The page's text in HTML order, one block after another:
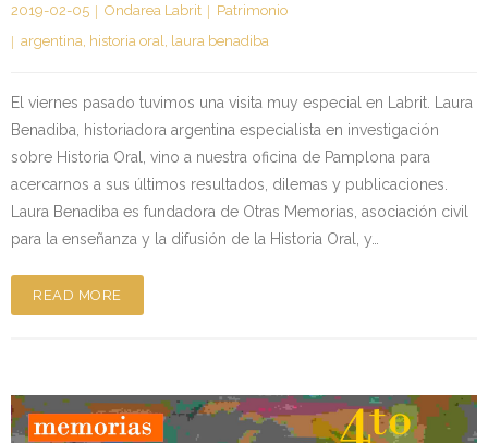
2019-02-05 Ondarea Labrit
Patrimonio
argentina historia oral laura benadiba
El viernes pasado tuvimos una visita muy especial en Labrit. Laura
Benadiba, historiadora argentina especialista en investigación
sobre Historia Oral, vino a nuestra oficina de Pamplona para
acercarnos a sus últimos resultados, dilemas y publicaciones.
Laura Benadiba es fundadora de Otras Memorias, asociación civil
para la enseñanza y la difusión de la Historia Oral, y…
READ MORE